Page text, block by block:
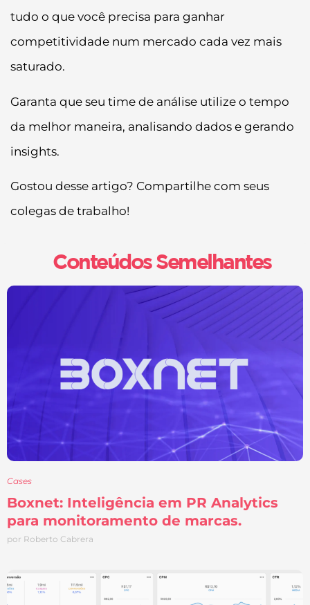
tudo o que você precisa para ganhar
competitividade num mercado cada vez mais
saturado.
Garanta que seu time de análise utilize o tempo
da melhor maneira, analisando dados e gerando
insights.
Gostou desse artigo? Compartilhe com seus
colegas de trabalho!
Conteúdos Semelhantes
Cases
Boxnet: Inteligência em PR Analytics
para monitoramento de marcas.
por Roberto Cabrera